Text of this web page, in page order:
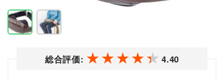
総合評価: 4.40